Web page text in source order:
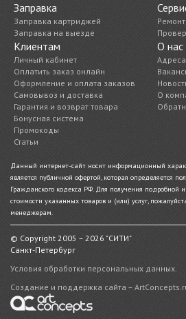
Заправка
Заправка картриджей
Заправка на выезде
Клиентам
Личный кабинет
Оплатить заказ онлайн
Оформление и оплата заказов
Самовывоз и доставка
Гарантия и возврат товара
Бонусная система
Промокоды
Статьи
О нас
О
Данный интернет-сайт носит информационный
является публичной офертой, которая определяется
Гражданского кодекса РФ. Для получения подробной
стоимости указанных товаров и (или) услуг,
менеджерам.
© Copyright 2005 – 2026 "СИТИ"
Санкт-Петербург
Условия обработки персональных данных.
Создание и поддержка сайта –